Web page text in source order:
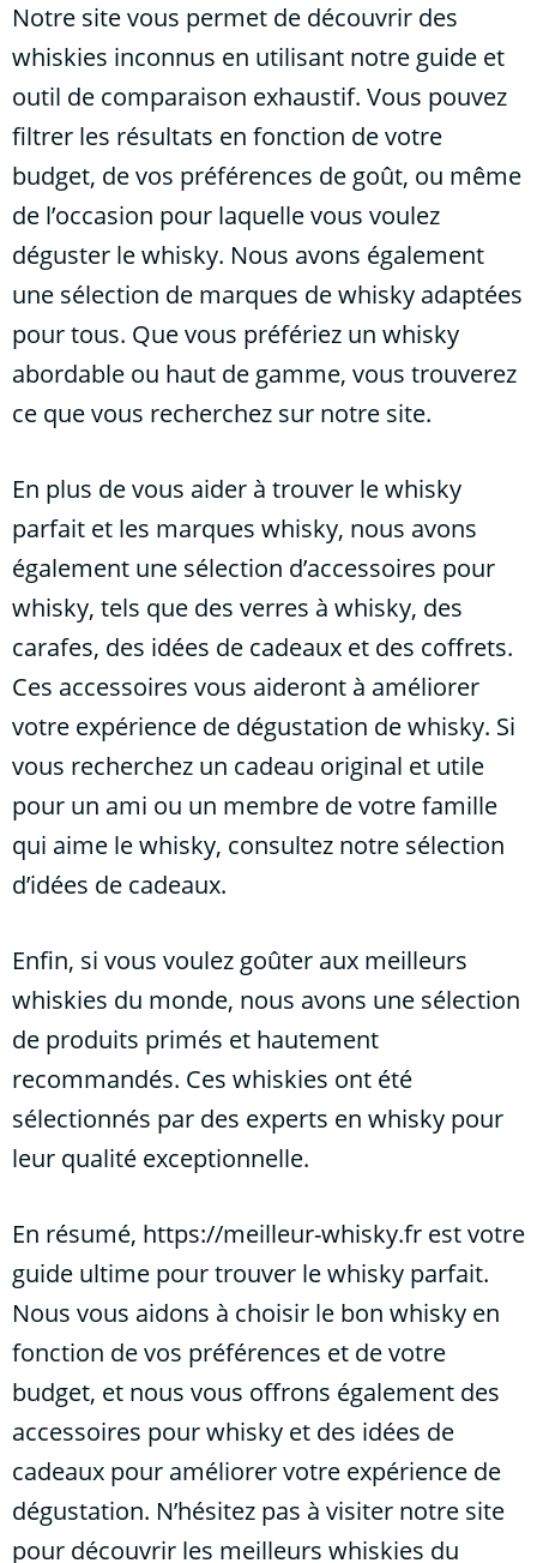
Notre site vous permet de découvrir des
whiskies inconnus en utilisant notre guide et
outil de comparaison exhaustif. Vous pouvez
filtrer les résultats en fonction de votre
budget, de vos préférences de goût, ou même
de l’occasion pour laquelle vous voulez
déguster le whisky. Nous avons également
une sélection de marques de whisky adaptées
pour tous. Que vous préfériez un whisky
abordable ou haut de gamme, vous trouverez
ce que vous recherchez sur notre site.
En plus de vous aider à trouver le whisky
parfait et les marques whisky, nous avons
également une sélection d’accessoires pour
whisky, tels que des verres à whisky, des
carafes, des idées de cadeaux et des coffrets.
Ces accessoires vous aideront à améliorer
votre expérience de dégustation de whisky. Si
vous recherchez un cadeau original et utile
pour un ami ou un membre de votre famille
qui aime le whisky, consultez notre sélection
d’idées de cadeaux.
Enfin, si vous voulez goûter aux meilleurs
whiskies du monde, nous avons une sélection
de produits primés et hautement
recommandés. Ces whiskies ont été
sélectionnés par des experts en whisky pour
leur qualité exceptionnelle.
En résumé, https://meilleur-whisky.fr est votre
guide ultime pour trouver le whisky parfait.
Nous vous aidons à choisir le bon whisky en
fonction de vos préférences et de votre
budget, et nous vous offrons également des
accessoires pour whisky et des idées de
cadeaux pour améliorer votre expérience de
dégustation. N’hésitez pas à visiter notre site
pour découvrir les meilleurs whiskies du